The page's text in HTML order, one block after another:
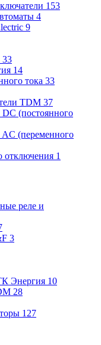
153
4
9
33
14
тока 33
TDM 37
(постоянного
(переменного
отключения 1
реле и
3
Энергия 10
28
127